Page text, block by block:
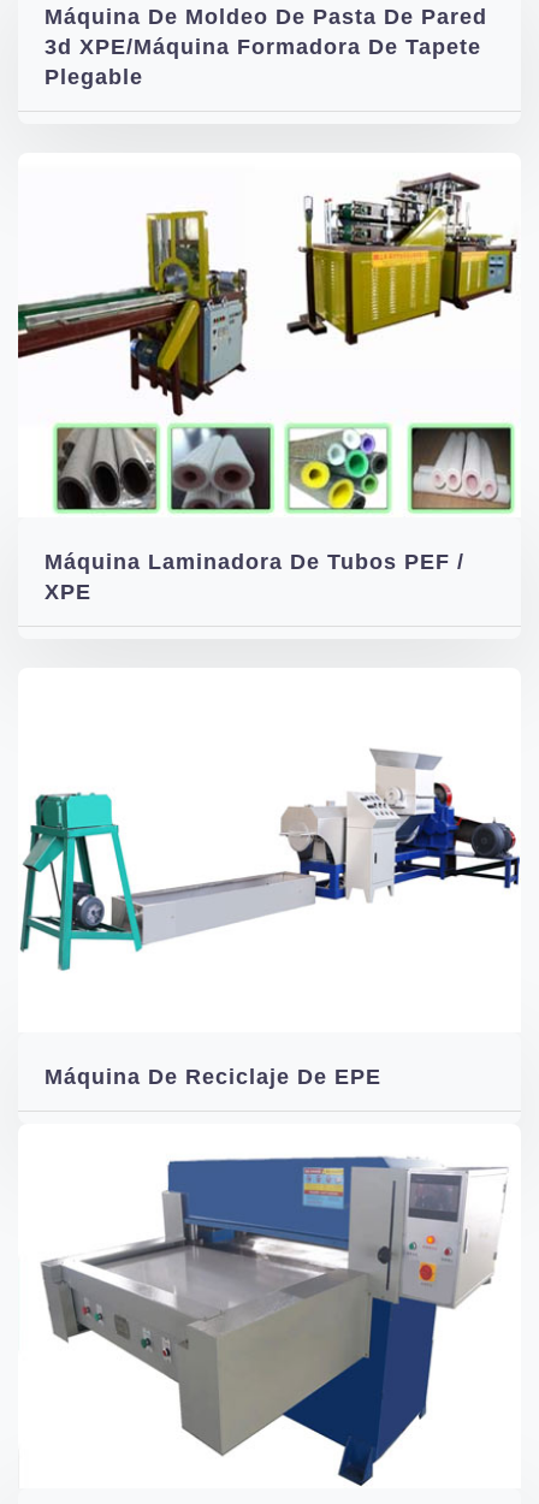
Máquina De Moldeo De Pasta De Pared
3d XPE/Máquina Formadora De Tapete
Plegable
Máquina Laminadora De Tubos PEF /
XPE
Máquina De Reciclaje De EPE